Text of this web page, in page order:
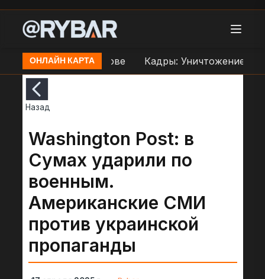
ОНЛАЙН КАРТА
ВСУ в Орехове Кадры: Уничтожение
Назад
Washington Post: в
Сумах ударили по
военным.
Американские СМИ
против украинской
пропаганды